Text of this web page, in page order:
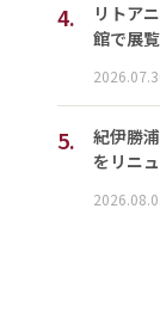
4.
リトア
館で展
5.
紀伊勝
をリニ